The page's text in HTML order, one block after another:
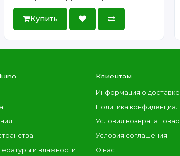
Купить
и влажности
Клиентам
Информация о доставке
Политика
Условия возврата
Условия соглашения
О нас